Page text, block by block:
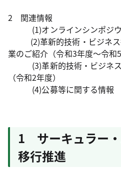
2 関連情報
(1)オンラインシンポジ
(2)革新的技術・ビジネス
業のご紹介（令和3年度～令和5
(3)革新的技術・ビジネス
（令和2年度）
(4)公募等に関する情報
1 サーキュラー
移行推進